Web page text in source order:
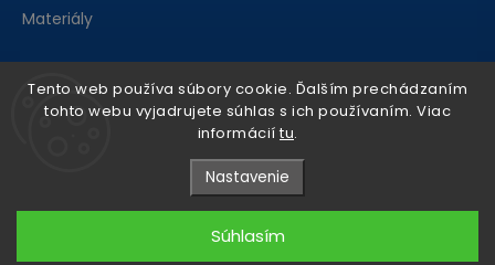
Tento web používa súbory cookie. Ďalším prechádzaním
tohto webu vyjadrujete súhlas s ich používaním. Viac
informácií tu.
Nastavenie
Súhlasím
Materiály